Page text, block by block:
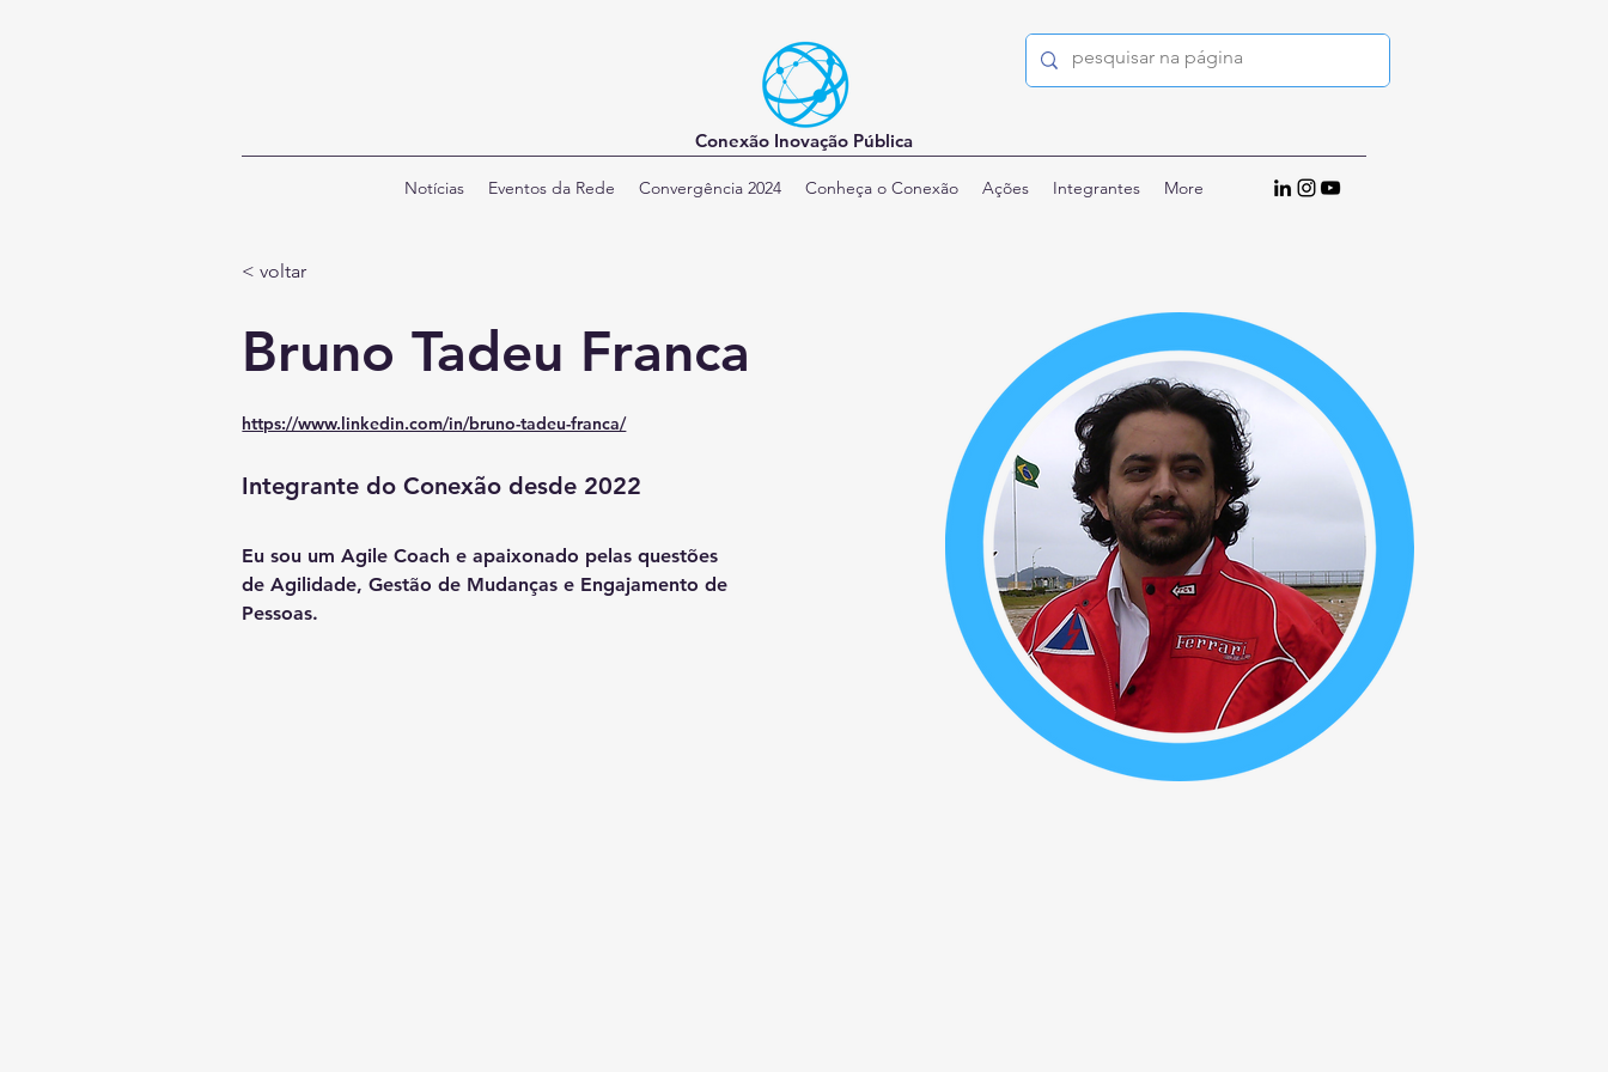
Conexão Inovação Pública
Notícias Eventos da Rede Convergência 2024 Conheça o Conexão Ações Integrantes More
< voltar
Bruno Tadeu Franca
https://www.linkedin.com/in/bruno-tadeu-franca/
Integrante do Conexão desde 2022
Eu sou um Agile Coach e apaixonado pelas questões
de Agilidade, Gestão de Mudanças e Engajamento de
Pessoas.